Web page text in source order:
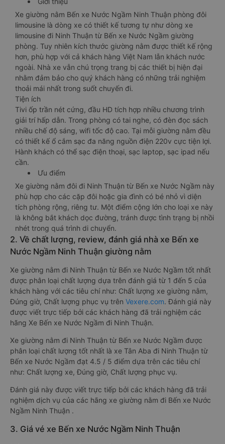
Xe giường nằm Bến xe Nước Ngầm Ninh Thuận phòng đôi
limousine là dòng xe có thiết kế tương tự như dòng xe
limousine đi Ninh Thuận từ Bến xe Nước Ngầm giường
phòng. Tuy nhiên kích thước giường nằm được thiết kế rộng
hơn, phù hợp với cả khách hàng Việt Nam lẫn khách nước
ngoài. Nhà xe vẫn chú trọng trang bị các thiết bị hiện đại
nhằm đảm bảo cho quý khách hàng có những trải nghiệm
thoải mái nhất trong suốt chuyến đi.
Tiện ích
Tivi ốp trần nét cứng, đầu HD tích hợp nhiều chương trình
giải trí hấp dẫn. Trong phòng có tai nghe, có đèn đọc sách
nhiều chế độ sáng, wifi tốc độ cao. Tại mỗi giường nằm đều
có thiết kế ổ cắm sạc đa năng nguồn điện 220v cực tiện lợi.
Hành khách có thể sạc điện thoại, sạc laptop, sạc ipad nếu
cần.
Ưu điểm
Xe giường nằm đôi đi Ninh Thuận từ Bến xe Nước Ngầm này
phù hợp cho các cặp đôi hoặc gia đình có bé nhỏ vì diện
tích phòng rộng, riêng tư. Một điểm cộng lớn cho loại xe này
là không bắt khách dọc đường, tránh được tình trạng bị nhồi
nhét trong quá trình di chuyển.
2. Về chất lượng, review, đánh giá nhà xe Bến xe
Nước Ngầm Ninh Thuận giường nằm
Xe giường nằm đi Ninh Thuận từ Bến xe Nước Ngầm tốt nhất
được phân loại chất lượng dựa trên đánh giá từ 1 đến 5 của
khách hàng với các tiêu chí như: Chất lượng xe giường nằm,
Đúng giờ, Chất lượng phục vụ trên Vexere.com. Đánh giá này
được viết trực tiếp bởi các khách hàng đã trải nghiệm các
hãng Xe Bến xe Nước Ngầm đi Ninh Thuận.
Xe giường nằm đi Ninh Thuận từ Bến xe Nước Ngầm được
phân loại chất lượng tốt nhất là xe Tân Aba đi Ninh Thuận từ
Bến xe Nước Ngầm đạt 4.5 / 5 điểm dựa trên các tiêu chí
như: Chất lượng xe, Đúng giờ, Chất lượng phục vụ.
Đánh giá này được viết trực tiếp bởi các khách hàng đã trải
nghiệm dịch vụ của các hãng xe giường nằm đi Bến xe Nước
Ngầm Ninh Thuận .
3. Giá vé xe Bến xe Nước Ngầm Ninh Thuận